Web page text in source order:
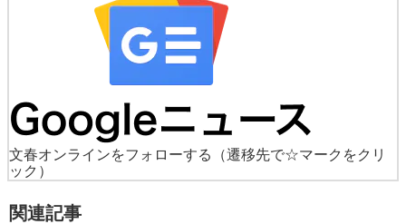
文春オンラインをフォローする
（遷移先で☆マークをクリ
ック）
関連記事